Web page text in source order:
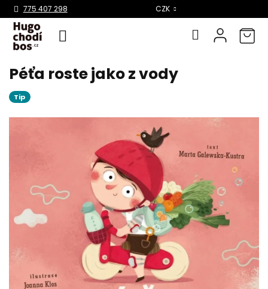
Přejít
obsah
775 407 298 CZK
Péťa roste jako z vody
Tip